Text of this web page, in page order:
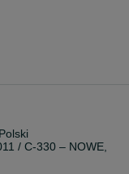
/ C-330 – NOWE,